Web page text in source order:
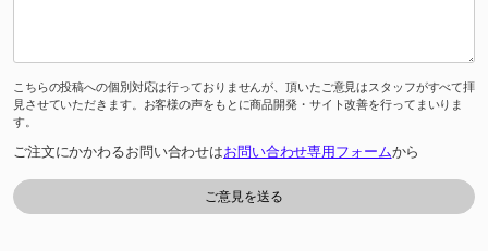
こちらの投稿への個別対応は行っておりませんが、頂いたご意見はスタッフがすべて拝
見させていただきます。お客様の声をもとに商品開発・サイト改善を行ってまいりま
す。
ご注文にかかわるお問い合わせはお問い合わせ専用フォームから